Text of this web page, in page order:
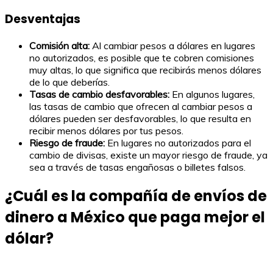
Desventajas
Comisión alta: Al cambiar pesos a dólares en lugares
no autorizados, es posible que te cobren comisiones
muy altas, lo que significa que recibirás menos dólares
de lo que deberías.
Tasas de cambio desfavorables: En algunos lugares,
las tasas de cambio que ofrecen al cambiar pesos a
dólares pueden ser desfavorables, lo que resulta en
recibir menos dólares por tus pesos.
Riesgo de fraude: En lugares no autorizados para el
cambio de divisas, existe un mayor riesgo de fraude, ya
sea a través de tasas engañosas o billetes falsos.
¿Cuál es la compañía de envíos de
dinero a México que paga mejor el
dólar?